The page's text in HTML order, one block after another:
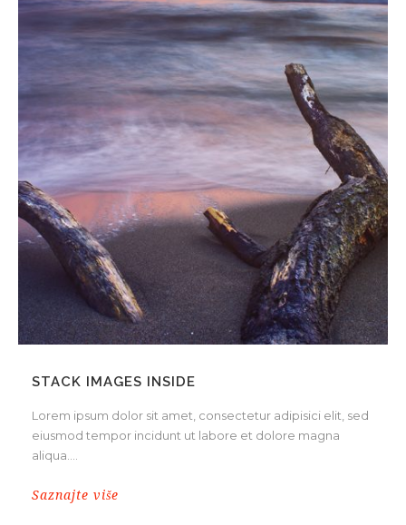
STACK IMAGES INSIDE
Lorem ipsum dolor sit amet, consectetur adipisici elit, sed
eiusmod tempor incidunt ut labore et dolore magna
aliqua....
Saznajte više